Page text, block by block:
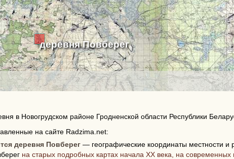
деревня Повберег
в Новогрудском районе Гродненской области Республики
на сайте Radzima.net:
деревня Повберег — географические координаты местности и
на старых подробных картах начала XX века, на современных